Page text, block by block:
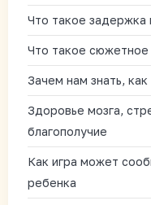
Что такое задержка
Что такое сюжетное
Зачем нам знать,
Здоровье мозга,
благополучие
Как игра может
ребенка